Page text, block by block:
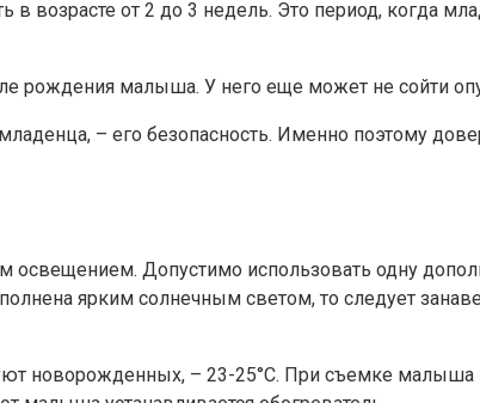
возрасте от 2 до 3 недель. Это период, когда
рождения малыша. У него еще может не сойти
– его безопасность. Именно поэтому
освещением. Допустимо использовать одну
ярким солнечным светом, то следует
новорожденных, – 23-25°C. При съемке